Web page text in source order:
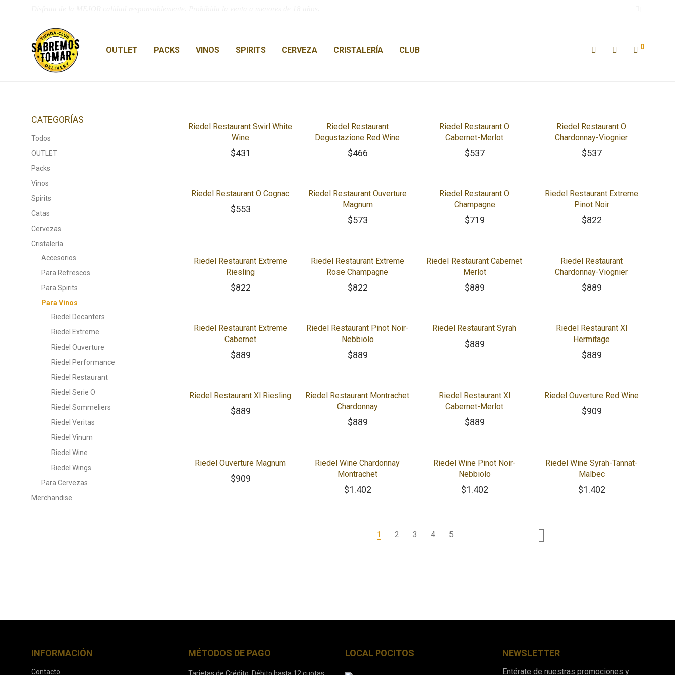
OUTLET PACKS VINOS SPIRITS CERVEZA CRISTALERÍA CLUB 0
CATEGORÍAS
Todos
OUTLET
Packs
Vinos
Spirits
Catas
Cervezas
Cristalería
Accesorios
Para Refrescos
Para Spirits
Para Vinos
Riedel Decanters
Riedel Extreme
Riedel Ouverture
Riedel Performance
Riedel Restaurant
Riedel Serie O
Riedel Sommeliers
Riedel Veritas
Riedel Vinum
Riedel Wine
Riedel Wings
Para Cervezas
Merchandise
Riedel Restaurant Swirl White
Wine
$431
Riedel Restaurant
Degustazione Red Wine
$466
Riedel Restaurant O
Cabernet-Merlot
$537
Riedel Restaurant O
Chardonnay-Viognier
$537
Riedel Restaurant O Cognac
$553
Riedel Restaurant Ouverture
Magnum
$573
Riedel Restaurant O
Champagne
$719
Riedel Restaurant Extreme
Pinot Noir
$822
Riedel Restaurant Extreme
Riesling
$822
Riedel Restaurant Extreme
Rose Champagne
$822
Riedel Restaurant Cabernet
Merlot
$889
Riedel Restaurant
Chardonnay-Viognier
$889
Riedel Restaurant Extreme
Cabernet
$889
Riedel Restaurant Pinot Noir-
Nebbiolo
$889
Riedel Restaurant Syrah
$889
Riedel Restaurant Xl
Hermitage
$889
Riedel Restaurant Xl Riesling
$889
Riedel Restaurant Montrachet
Chardonnay
$889
Riedel Restaurant Xl
Cabernet-Merlot
$889
Riedel Ouverture Red Wine
$909
Riedel Ouverture Magnum
$909
Riedel Wine Chardonnay
Montrachet
$1.402
Riedel Wine Pinot Noir-
Nebbiolo
$1.402
Riedel Wine Syrah-Tannat-
Malbec
$1.402
1 2 3 4 5
INFORMACIÓN
Contacto
MÉTODOS DE PAGO LOCAL POCITOS NEWSLETTER
Entérate de nuestras promociones y